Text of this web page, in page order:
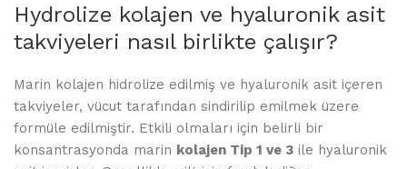
Hydrolize kolajen ve hyaluronik asit
takviyeleri nasıl birlikte çalışır?
Marin kolajen hidrolize edilmiş ve hyaluronik asit içeren
takviyeler, vücut tarafından sindirilip emilmek üzere
formüle edilmiştir. Etkili olmaları için belirli bir
konsantrasyonda marin kolajen Tip 1 ve 3 ile hyaluronik